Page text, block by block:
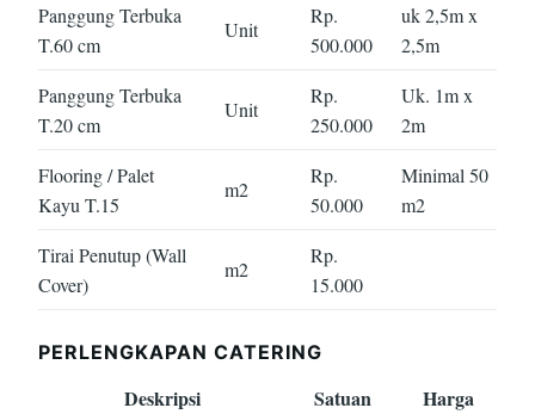
Panggung Terbuka
T.60 cm
Unit
Rp.
500.000
uk 2,5m x
2,5m
Panggung Terbuka
T.20 cm
Unit
Rp.
250.000
Uk. 1m x
2m
Flooring / Palet
Kayu T.15
m2
Rp.
50.000
Minimal 50
m2
Tirai Penutup (Wall
Cover)
m2
Rp.
15.000
PERLENGKAPAN CATERING
Deskripsi Satuan Harga